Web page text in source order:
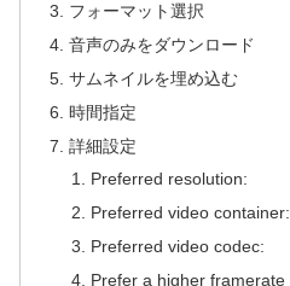
フォーマット選択
音声のみをダウンロード
サムネイルを埋め込む
時間指定
詳細設定
Preferred resolution:
Preferred video container:
Preferred video codec:
Prefer a higher framerate